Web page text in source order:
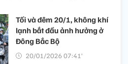
Tối và đêm 20/1, không khí
lạnh bắt đầu ảnh hưởng ở
Đông Bắc Bộ
20/01/2026 07:41’